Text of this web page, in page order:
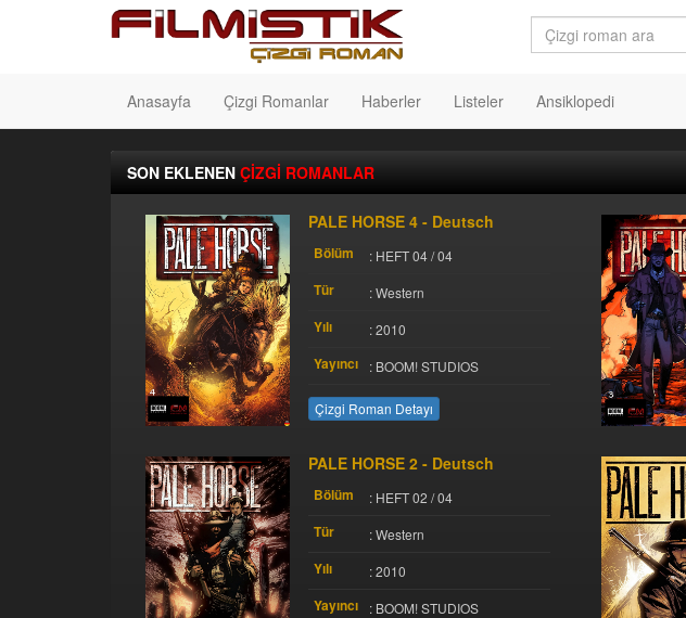
Anasayfa Çizgi Romanlar Haberler Listeler Ansiklopedi
SON EKLENEN ÇİZGİ ROMANLAR
PALE HORSE 4 - Deutsch
Bölüm : HEFT 04 / 04
Tür : Western
Yılı : 2010
Yayıncı : BOOM! STUDIOS
Çizgi Roman Detayı
PALE HORSE 2 - Deutsch
Bölüm : HEFT 02 / 04
Tür : Western
Yılı : 2010
Yayıncı : BOOM! STUDIOS